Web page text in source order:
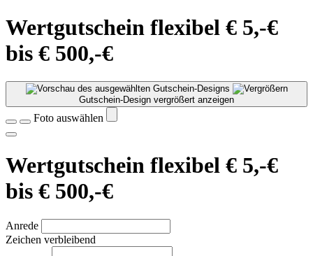
Wertgutschein flexibel € 5,-€
bis € 500,-€
Gutschein-Design vergrößert anzeigen
Foto auswählen
Wertgutschein flexibel € 5,-€
bis € 500,-€
Anrede
Zeichen verbleibend